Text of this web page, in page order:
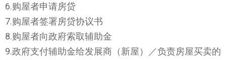
6.购屋者申请房贷
7.购屋者签署房贷协议书
8.购屋者向政府索取辅助金
9.政府支付辅助金给发展商（新屋）／负责房屋买卖的